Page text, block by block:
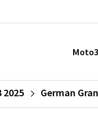
Moto3
2025 German